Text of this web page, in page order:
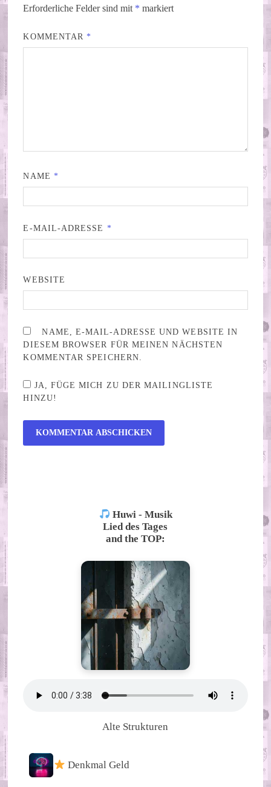
Erforderliche Felder sind mit * markiert
KOMMENTAR *
NAME *
E-MAIL-ADRESSE *
WEBSITE
NAME, E-MAIL-ADRESSE UND WEBSITE IN
DIESEM BROWSER FÜR MEINEN NÄCHSTEN
KOMMENTAR SPEICHERN.
JA, FÜGE MICH ZU DER MAILINGLISTE
HINZU!
Huwi - Musik
Lied des Tages
and the TOP:
Alte Strukturen
Denkmal Geld